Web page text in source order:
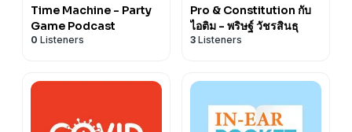
Time Machine - Party
Game Podcast
0 Listeners
Pro & Constitution กับ
ไอติม - พริษฐ์ วัชรสินธุ
3 Listeners